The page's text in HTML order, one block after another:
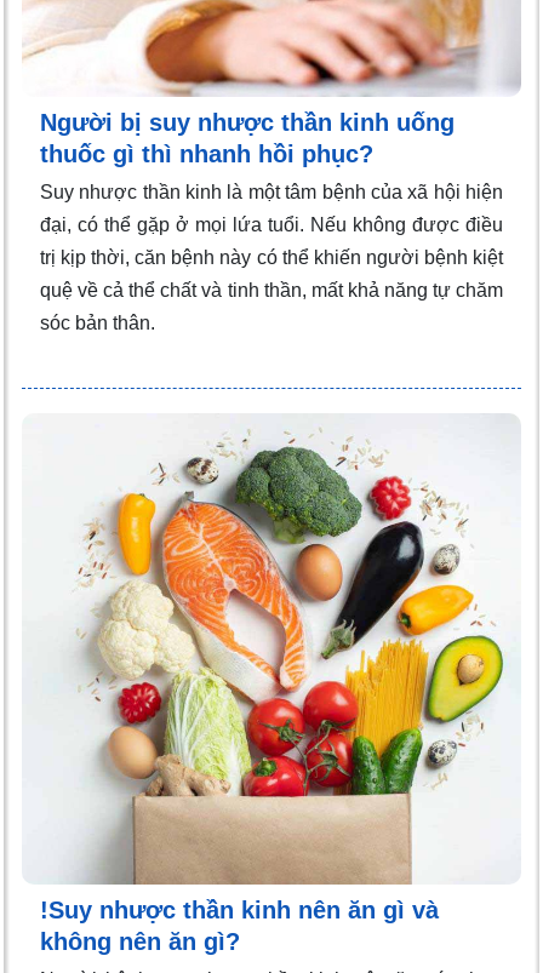
Người bị suy nhược thần kinh uống
thuốc gì thì nhanh hồi phục?
Suy nhược thần kinh là một tâm bệnh của xã hội hiện
đại, có thể gặp ở mọi lứa tuổi. Nếu không được điều
trị kịp thời, căn bệnh này có thể khiến người bệnh kiệt
quệ về cả thể chất và tinh thần, mất khả năng tự chăm
sóc bản thân.
!Suy nhược thần kinh nên ăn gì và
không nên ăn gì?